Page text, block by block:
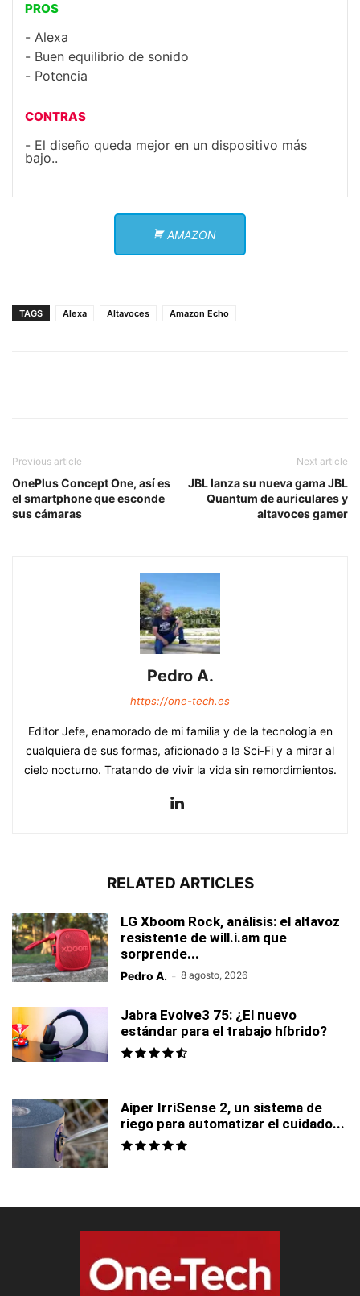
PROS
Alexa
Buen equilibrio de sonido
Potencia
CONTRAS
El diseño queda mejor en un dispositivo más
bajo..
AMAZON
TAGS Alexa Altavoces Amazon Echo
Previous article
OnePlus Concept One, así es
el smartphone que esconde
sus cámaras
Next article
JBL lanza su nueva gama JBL
Quantum de auriculares y
altavoces gamer
Pedro A.
https://one-tech.es
Editor Jefe, enamorado de mi familia y de la tecnología en
cualquiera de sus formas, aficionado a la Sci-Fi y a mirar al
cielo nocturno. Tratando de vivir la vida sin remordimientos.
RELATED ARTICLES
LG Xboom Rock, análisis: el altavoz
resistente de will.i.am que
sorprende...
Pedro A. - 8 agosto, 2026
Jabra Evolve3 75: ¿El nuevo
estándar para el trabajo híbrido?
Aiper IrriSense 2, un sistema de
riego para automatizar el cuidado...